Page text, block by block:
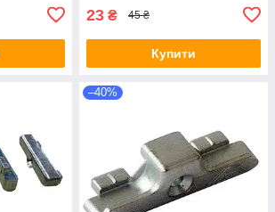
23 ₴ 45 ₴
Купити
–40%